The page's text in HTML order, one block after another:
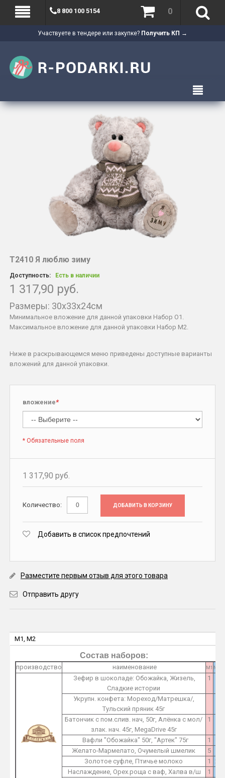
Участвуете в тендере или закупке? Получить КП →
8 800 100 5154 0
Т2410 Я люблю зиму
Доступность: Есть в наличии
1 317,90 руб.
Размеры: 30х33х24см
Минимальное вложение для данной упаковки Набор O1.
Максимальное вложение для данной упаковки Набор М2.
Ниже в раскрывающемся меню приведены доступные варианты
вложений для данной упаковки.
*
вложение
* Обязательные поля
1 317,90 руб.
Количество: ДОБАВИТЬ В КОРЗИНУ
Добавить в список предпочтений
Разместите первым отзыв для этого товара
Отправить другу
M1, M2
Состав наборов:
производство наименование M1 M2
Зефир в шоколаде: Обожайка, Жизель,
Сладкие истории
1
Укрупн. конфета: Мореход/Матрешка/,
Тульский пряник 45г
Батончик с пом.слив. нач, 50г, Алёнка с мол/
злак. нач. 45г, MegaDrive 45г
1
Вафли "Обожайка" 50г, "Артек" 75г 1
Желато-Мармелато, Очумелый шмелик
5
Золотое суфле, Птичье молоко
1
2
Наслаждение, Орех.роща с ваф, Халва в/ш
1